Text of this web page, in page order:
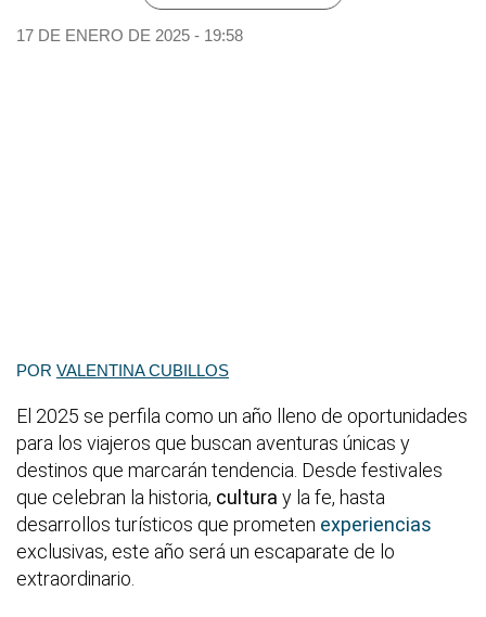
17 DE ENERO DE 2025 - 19:58
POR VALENTINA CUBILLOS
El 2025 se perfila como un año lleno de oportunidades
para los viajeros que buscan aventuras únicas y
destinos que marcarán tendencia. Desde festivales
que celebran la historia, cultura y la fe, hasta
desarrollos turísticos que prometen experiencias
exclusivas, este año será un escaparate de lo
extraordinario.